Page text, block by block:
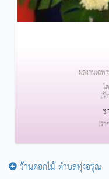
ผลงานเฉ
โ
(ร้
(ร
ร้านดอกไม้ ตำบลทุ่งอรุณ